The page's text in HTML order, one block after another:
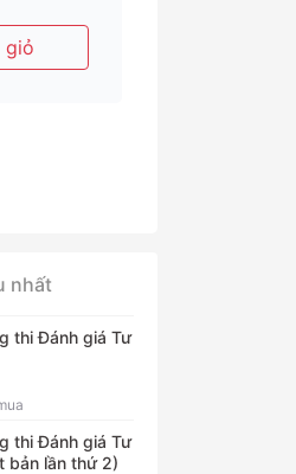
giỏ
nhất
thi Đánh giá Tư
thi Đánh giá Tư
bản lần thứ 2)